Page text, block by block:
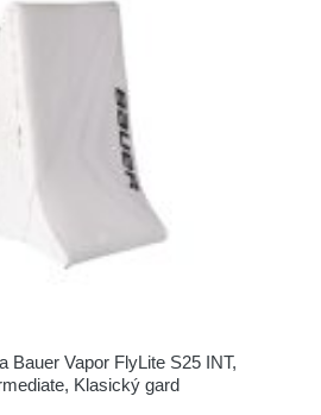
Bauer Vapor FlyLite S25 INT,
Klasický gard